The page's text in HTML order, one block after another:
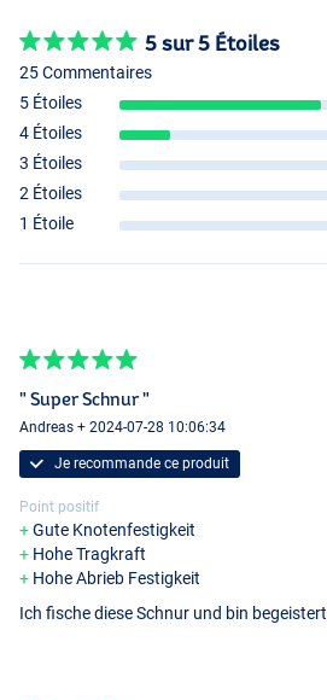
5 sur 5 Étoiles
25 Commentaires
5 Étoiles
4 Étoiles
3 Étoiles
2 Étoiles
1 Étoile
" Super Schnur "
Andreas + 2024-07-28 10:06:34
Je recommande ce produit
Point positif
Gute Knotenfestigkeit
Hohe Tragkraft
Hohe Abrieb Festigkeit
Ich fische diese Schnur und bin begeistert